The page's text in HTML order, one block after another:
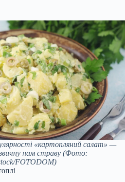
«картопляний салат» —
нам страву(Фото:
FOTODOM)